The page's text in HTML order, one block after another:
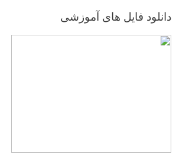
دانلود فایل های آموزشی